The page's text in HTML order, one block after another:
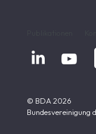
 
© BDA 2026
Bundesvereinigung